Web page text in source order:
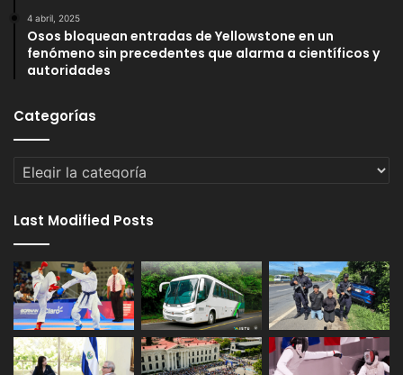
4 abril, 2025
Osos bloquean entradas de Yellowstone en un
fenómeno sin precedentes que alarma a científicos y
autoridades
Categorías
Categorías
Last Modified Posts